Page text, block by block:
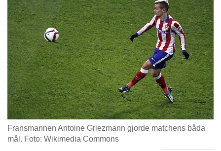
Fransmannen Antoine Griezmann gjorde matchens båda
mål. Foto: Wikimedia Commons